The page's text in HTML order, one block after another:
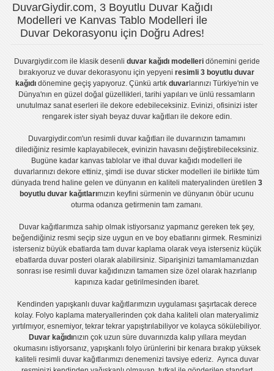
DuvarGiydir.com, 3 Boyutlu Duvar Kağıdı
Modelleri ve Kanvas Tablo Modelleri ile
Duvar Dekorasyonu için Doğru Adres!
Duvargiydir.comile klasik desenli duvar kağıdı modelleridönemini geride
bırakıyoruz veduvar dekorasyonu için yepyeniresimli 3 boyutlu duvar
kağıdıdönemine geçiş yapıyoruz. Çünkü artık duvarlarınızı Türkiye'nin ve
Dünya'nın en güzel doğal güzellikleri, tarihi yapıları ve ünlü ressamların
unutulmaz sanat eserleri ile dekore edebileceksiniz. Evinizi, ofisinizi ister
rengarek ister siyah beyaz duvar kağıtlarıile dekore edin.
Duvargiydir.com'unresimli duvar kağıtları ile duvarınızın tamamını
dilediğiniz resimle kaplayabilecek, evinizin havasını değiştirebileceksiniz.
Bugüne kadar kanvas tablo lar veithal duvar kağıdı modelleri ile
duvarlarınızı dekore ettiniz, şimdi iseduvar sticker modelleri ile birlikte tüm
dünyada trend haline gelen ve dünyanın en kaliteli materyalinden üretilen 3
boyutlu duvar kağıtlarımızın keyfini sürmenin ve dünyanın öbür ucunu
oturma odanıza getirmenin tam zamanı.
Duvar kağıtlarımıza sahip olmak istiyorsanız yapmanız gereken tek şey,
beğendiğiniz resmi seçip size uygun en ve boy ebatlarını girmek. Resminizi
isterseniz büyük ebatlarda tam duvar kaplamaolarak veya isterseniz küçük
ebatlarda duvar posteri olarak alabilirsiniz. Siparişinizi tamamlamanızdan
sonrası iseresimli duvar kağıdınızın tamamen size özel olarak hazırlanıp
kapınıza kadar getirilmesinden ibaret.
Kendinden yapışkanlı duvar kağıtlarımızın uygulamasışaşırtacak derece
kolay. Folyo kaplama materyallerinden çok daha kaliteli olanmateryalimiz
yırtılmıyor, esnemiyor, tekrar tekrar yapıştırılabiliyor ve kolayca sökülebiliyor.
Duvar kağıdınızın çok uzun süre duvarınızda kalıp yıllara meydan
okumasını istiyorsanız, yapışkanlı folyoürünlerini bir kenara bırakıp yüksek
kaliteli resimli duvar kağıtlarımızı denemenizi tavsiye ederiz. Ayrıca duvar